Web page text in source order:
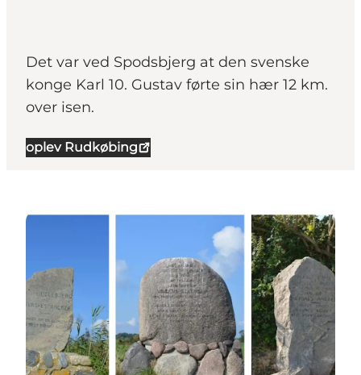
Det var ved Spodsbjerg at den svenske
konge Karl 10. Gustav førte sin hær 12 km.
over isen.
oplev Rudkøbing